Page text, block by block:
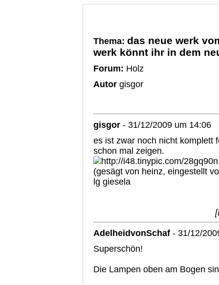
Thema: das neue werk
werk könnt ihr in dem
Forum: Holz
Autor gisgor
gisgor - 31/12/2009 um 14:06
es ist zwar noch nicht komplett
schon mal zeigen.
(gesägt von heinz, eingestellt
lg giesela
AdelheidvonSchaf - 31/12/
Superschön!
Die Lampen oben am Bogen